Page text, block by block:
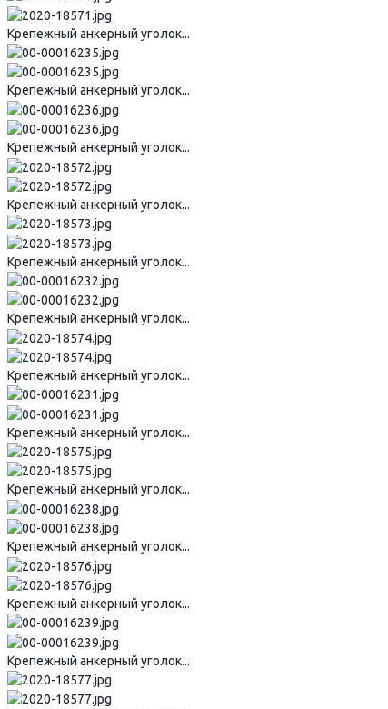
Крепежный анкерный уголок...
Крепежный анкерный уголок...
Крепежный анкерный уголок...
Крепежный анкерный уголок...
Крепежный анкерный уголок...
Крепежный анкерный уголок...
Крепежный анкерный уголок...
Крепежный анкерный уголок...
Крепежный анкерный уголок...
Крепежный анкерный уголок...
Крепежный анкерный уголок...
Крепежный анкерный уголок...